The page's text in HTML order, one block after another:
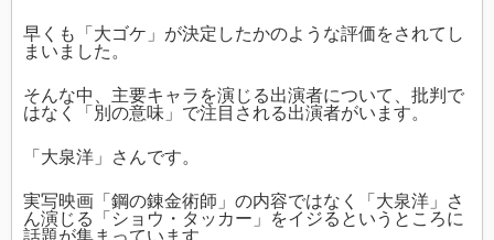
早くも「大ゴケ」が決定したかのような評価をされてし
まいました。
そんな中、主要キャラを演じる出演者について、批判で
はなく「別の意味」で注目される出演者がいます。
「大泉洋」さんです。
実写映画「鋼の錬金術師」の内容ではなく「大泉洋」さ
ん演じる「ショウ・タッカー」をイジるというところに
話題が集まっています。